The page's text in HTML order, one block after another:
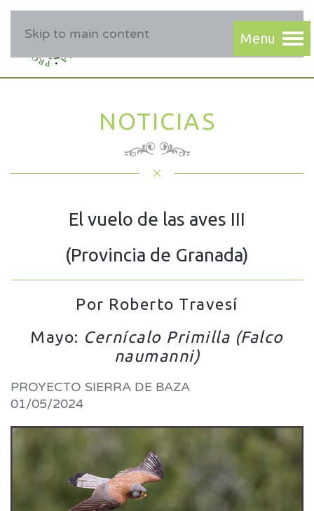
Skip to main content
NOTICIAS
El vuelo de las aves III
(Provincia de Granada)
Por Roberto Travesí
Mayo: Cernícalo Primilla (Falco
naumanni)
PROYECTO SIERRA DE BAZA
01/05/2024